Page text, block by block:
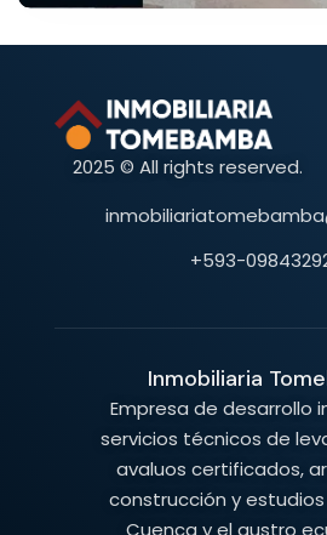
2025 © All rights reserved.
+593-
Inmobiliaria
Empresa de desarrollo
servicios técnicos de
avaluos certificados,
construcción y